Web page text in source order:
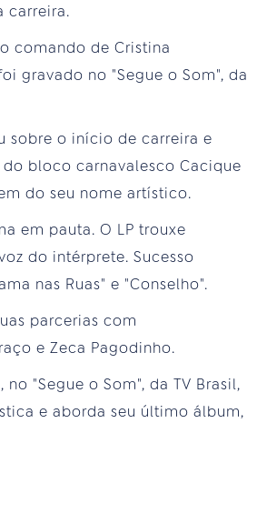
carreira.
comando de Cristina
gravado no "Segue o Som", da
sobre o início de carreira e
bloco carnavalesco Cacique
do seu nome artístico.
em pauta. O LP trouxe
do intérprete. Sucesso
nas Ruas" e "Conselho".
parcerias com
e Zeca Pagodinho.
"Segue o Som", da TV Brasil,
e aborda seu último álbum,